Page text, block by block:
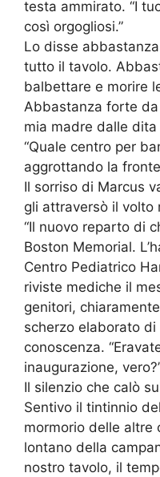
testa ammirato. “I
così orgogliosi.”
Lo disse
tutto il tavolo.
balbettare e morire
Abbastanza forte
mia madre dalle
“Quale centro per
aggrottando la
Il sorriso di Marcus
gli attraversò il volto
“Il nuovo reparto di
Boston Memorial.
Centro Pediatrico
riviste mediche il
genitori,
scherzo elaborato di
conoscenza.
inaugurazione,
Il silenzio che calò
Sentivo il tintinnio
mormorio delle altre
lontano della
nostro tavolo, il